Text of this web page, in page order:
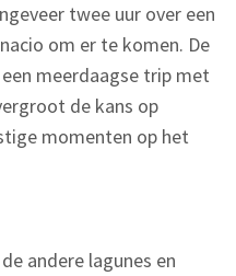
twee uur over een
om er te komen. De
meerdaagse trip met
de kans op
momenten op het
andere lagunes en